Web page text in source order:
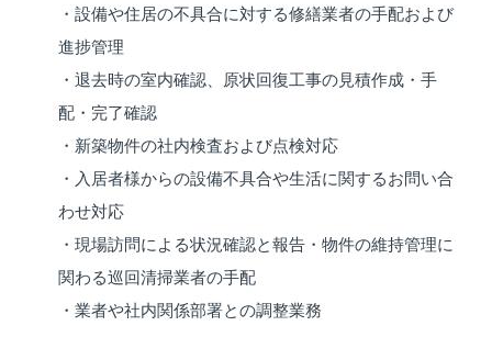
・設備や住居の不具合に対する修繕業者の手配および
進捗管理
・退去時の室内確認、原状回復工事の見積作成・手
配・完了確認
・新築物件の社内検査および点検対応
・入居者様からの設備不具合や生活に関するお問い合
わせ対応
・現場訪問による状況確認と報告・物件の維持管理に
関わる巡回清掃業者の手配
・業者や社内関係部署との調整業務